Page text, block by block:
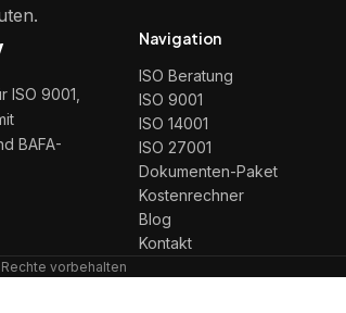
ISO 9001,
BAFA-
Navigation
ISO Beratung
ISO 9001
ISO 14001
ISO 27001
Dokumenten-Paket
Kostenrechner
Blog
Kontakt
vorbehalten